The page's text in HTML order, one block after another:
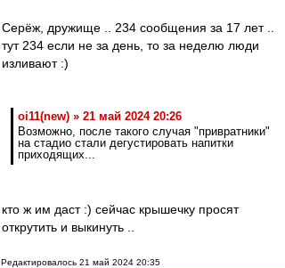
Серёж, дружище .. 234 сообщения за 17 лет ..
тут 234 если не за день, то за неделю люди
изливают :)
oi11(new) » 21 май 2024 20:26
Возможно, после такого случая "привратники"
на стадио стали дегустировать напитки
приходящих...
кто ж им даст :) сейчас крышечку просят
открутить и выкинуть ..
Редактировалось 21 май 2024 20:35